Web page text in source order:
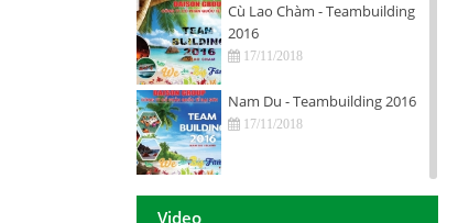
Cù Lao Chàm - Teambuilding
2016
17/11/2018
Nam Du - Teambuilding 2016
17/11/2018
Hội nghị tri ân khách hàng - Tiền
Video